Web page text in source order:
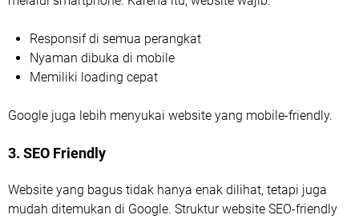
Responsif di semua perangkat
Nyaman dibuka di mobile
Memiliki loading cepat
Google juga lebih menyukai website yang mobile-friendly.
3. SEO Friendly
Website yang bagus tidak hanya enak dilihat, tetapi juga
mudah ditemukan di Google. Struktur website SEO-friendly